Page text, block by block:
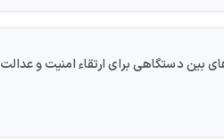
بین دستگاهی برای ارتقاء امنیت و عدالت